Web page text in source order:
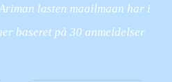
lasten maailmaan har i
baseret på 30 anmeldelser